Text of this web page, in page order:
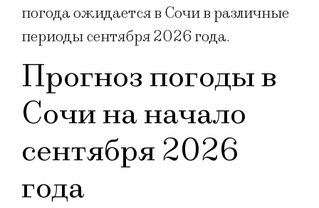
погода ожидается в Сочи в различные
периоды сентября 2026 года.
Прогноз погоды в
Сочи на начало
сентября 2026
года